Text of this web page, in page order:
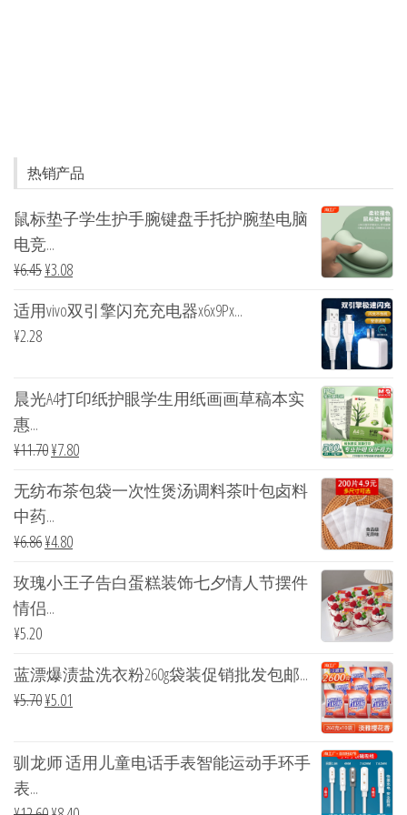
热销产品
鼠标垫子学生护手腕键盘手托护腕垫电脑
电竞...
¥6.45¥3.08
适用vivo双引擎闪充充电器x6x9Px...
¥2.28
晨光A4打印纸护眼学生用纸画画草稿本实
惠...
¥11.70¥7.80
无纺布茶包袋一次性煲汤调料茶叶包卤料
中药...
¥6.86¥4.80
玫瑰小王子告白蛋糕装饰七夕情人节摆件
情侣...
¥5.20
蓝漂爆渍盐洗衣粉260g袋装促销批发包邮...
¥5.70¥5.01
驯龙师 适用儿童电话手表智能运动手环手
表...